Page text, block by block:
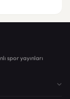
spor yayınları